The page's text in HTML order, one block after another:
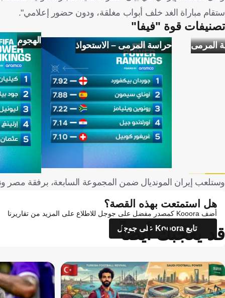
ستقام مباراة الغد خلف أبواب مغلقة، ودون حضور إعلامي".
تصنيفات قوة "فيفا"
المرمى حراسة المرمى – الاستحواذ الهجوم
وستلعب إيران المونديال ضمن المجموعة السابعة، برفقة مصر
هل استمتعت بهذه القصة؟
أضف Kooora كمصدر مفضل على جوجل للاطلاع على المزيد من تقاريرنا
تابع Kooora على جوجل
قد يعجبك أيضاً